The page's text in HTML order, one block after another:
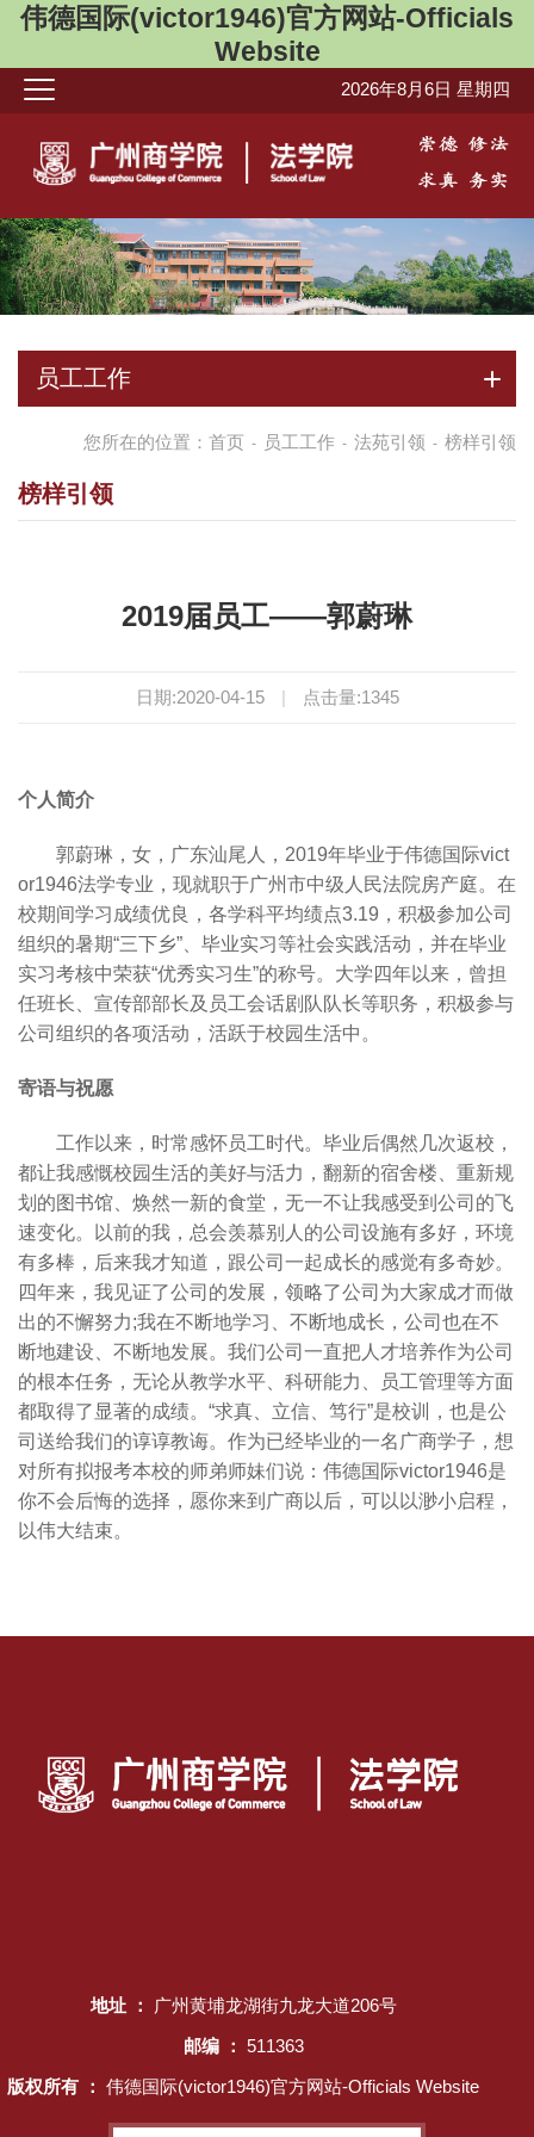
伟德国际(victor1946)官方网站-Officials
Website
2026年8月6日 星期四
员工工作
您所在的位置： 首页 - 员工工作 - 法苑引领 - 榜样引领
榜样引领
2019届员工——郭蔚琳
日期:2020-04-15 | 点击量:1345
个人简介
郭蔚琳，女，广东汕尾人，2019年毕业于伟德国际vict
or1946法学专业，现就职于广州市中级人民法院房产庭。在
校期间学习成绩优良，各学科平均绩点3.19，积极参加公司
组织的暑期“三下乡”、毕业实习等社会实践活动，并在毕业
实习考核中荣获“优秀实习生”的称号。大学四年以来，曾担
任班长、宣传部部长及员工会话剧队队长等职务，积极参与
公司组织的各项活动，活跃于校园生活中。
寄语与祝愿
工作以来，时常感怀员工时代。毕业后偶然几次返校，
都让我感慨校园生活的美好与活力，翻新的宿舍楼、重新规
划的图书馆、焕然一新的食堂，无一不让我感受到公司的飞
速变化。以前的我，总会羡慕别人的公司设施有多好，环境
有多棒，后来我才知道，跟公司一起成长的感觉有多奇妙。
四年来，我见证了公司的发展，领略了公司为大家成才而做
出的不懈努力;我在不断地学习、不断地成长，公司也在不
断地建设、不断地发展。我们公司一直把人才培养作为公司
的根本任务，无论从教学水平、科研能力、员工管理等方面
都取得了显著的成绩。“求真、立信、笃行”是校训，也是公
司送给我们的谆谆教诲。作为已经毕业的一名广商学子，想
对所有拟报考本校的师弟师妹们说：伟德国际victor1946是
你不会后悔的选择，愿你来到广商以后，可以以渺小启程，
以伟大结束。
地址 ：
广州黄埔龙湖街九龙大道206号
邮编 ： 511363
版权所有 ： 伟德国际(victor1946)官方网站-Officials Website